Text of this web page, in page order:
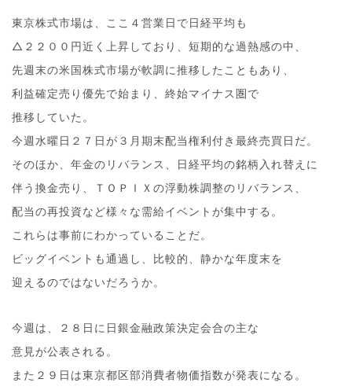
東京株式市場は、ここ４営業日で日経平均も
△２２００円近く上昇しており、短期的な過熱感の中、
先週末の米国株式市場が軟調に推移したこともあり、
利益確定売り優先で始まり、終始マイナス圏で
推移していた。
今週水曜日２７日が３月期末配当権利付き最終売買日だ。
そのほか、年金のリバランス、日経平均の銘柄入れ替えに
伴う換金売り、ＴＯＰＩＸの浮動株調整のリバランス、
配当の再投資など様々な需給イベントが集中する。
これらは事前にわかっていることだ。
ビッグイベントも通過し、比較的、静かな年度末を
迎えるのではないだろうか。
今週は、２８日に日銀金融政策決定会合の主な
意見が公表される。
また２９日は東京都区部消費者物価指数が発表になる。